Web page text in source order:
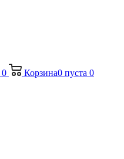
0 Корзина0 пуста 0